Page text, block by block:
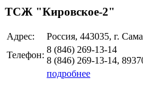
ТСЖ "Кировское-2"
Адрес:
Россия, 443035, г.
Телефон:
8 (846) 269-13-14
8 (846) 269-13-14,
подробнее